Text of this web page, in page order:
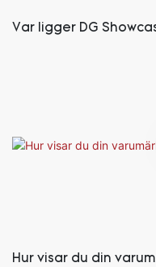
Var ligger DG
Hur visar du din